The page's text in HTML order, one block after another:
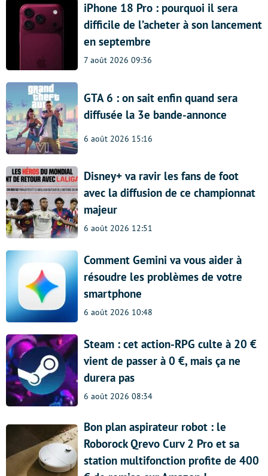
iPhone 18 Pro : pourquoi il sera
difficile de l’acheter à son lancement
en septembre
7 août 2026 09:36
GTA 6 : on sait enfin quand sera
diffusée la 3e bande-annonce
6 août 2026 15:16
Disney+ va ravir les fans de foot
avec la diffusion de ce championnat
majeur
6 août 2026 12:51
Comment Gemini va vous aider à
résoudre les problèmes de votre
smartphone
6 août 2026 10:48
Steam : cet action-RPG culte à 20 €
vient de passer à 0 €, mais ça ne
durera pas
6 août 2026 08:34
Bon plan aspirateur robot : le
Roborock Qrevo Curv 2 Pro et sa
station multifonction profite de 400